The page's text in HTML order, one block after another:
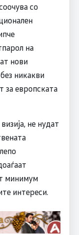
со
на
нови
никакви
за европската
не нудат
минимум
интереси.